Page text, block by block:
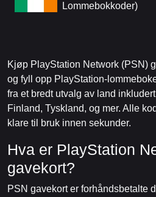
Lommebokkoder)
Kjøp PlayStation Network (PSN)
og fyll opp PlayStation-
fra et bredt utvalg av land
Finland, Tyskland, og mer. Alle
klare til bruk innen sekunder.
Hva er PlayStation
gavekort?
PSN gavekort er forhåndsbetalte